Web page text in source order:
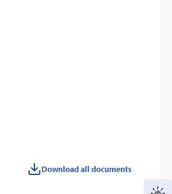
Download all documents